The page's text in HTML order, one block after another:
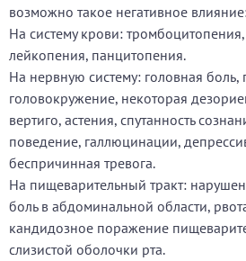
возможно такое негативное
На систему крови:
лейкопения, панцитопения.
На нервную систему: головная боль,
головокружение, некоторая
вертиго, астения, спутанность
поведение, галлюцинации,
беспричинная тревога.
На пищеварительный тракт:
боль в абдоминальной области,
кандидозное поражение
слизистой оболочки рта.